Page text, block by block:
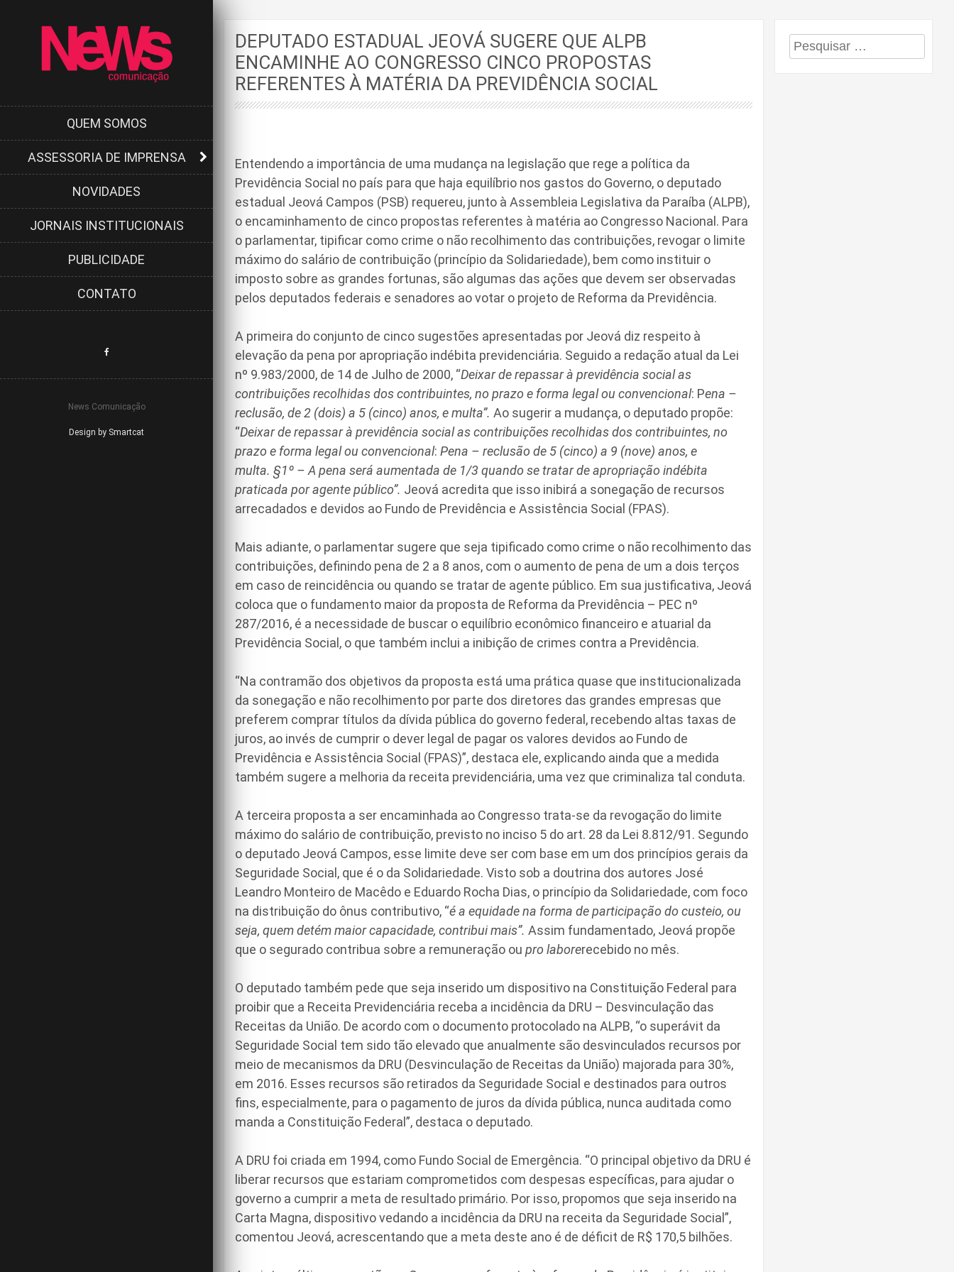
QUEM SOMOS
ASSESSORIA DE IMPRENSA
NOVIDADES
JORNAIS INSTITUCIONAIS
PUBLICIDADE
CONTATO
News Comunicação
Design by Smartcat
DEPUTADO ESTADUAL JEOVÁ SUGERE QUE ALPB
ENCAMINHE AO CONGRESSO CINCO PROPOSTAS
REFERENTES À MATÉRIA DA PREVIDÊNCIA SOCIAL
Entendendo a importância de uma mudança na legislação que rege a política da
Previdência Social no país para que haja equilíbrio nos gastos do Governo, o deputado
estadual Jeová Campos (PSB) requereu, junto à Assembleia Legislativa da Paraíba (ALPB),
o encaminhamento de cinco propostas referentes à matéria ao Congresso Nacional. Para
o parlamentar, tipificar como crime o não recolhimento das contribuições, revogar o limite
máximo do salário de contribuição (princípio da Solidariedade), bem como instituir o
imposto sobre as grandes fortunas, são algumas das ações que devem ser observadas
pelos deputados federais e senadores ao votar o projeto de Reforma da Previdência.
A primeira do conjunto de cinco sugestões apresentadas por Jeová diz respeito à
elevação da pena por apropriação indébita previdenciária. Seguido a redação atual da Lei
nº 9.983/2000, de 14 de Julho de 2000, “Deixar de repassar à previdência social as
contribuições recolhidas dos contribuintes, no prazo e forma legal ou convencional: Pena –
reclusão, de 2 (dois) a 5 (cinco) anos, e multa”. Ao sugerir a mudança, o deputado propõe:
“Deixar de repassar à previdência social as contribuições recolhidas dos contribuintes, no
prazo e forma legal ou convencional: Pena – reclusão de 5 (cinco) a 9 (nove) anos, e
multa. §1º – A pena será aumentada de 1/3 quando se tratar de apropriação indébita
praticada por agente público”. Jeová acredita que isso inibirá a sonegação de recursos
arrecadados e devidos ao Fundo de Previdência e Assistência Social (FPAS).
Mais adiante, o parlamentar sugere que seja tipificado como crime o não recolhimento das
contribuições, definindo pena de 2 a 8 anos, com o aumento de pena de um a dois terços
em caso de reincidência ou quando se tratar de agente público. Em sua justificativa, Jeová
coloca que o fundamento maior da proposta de Reforma da Previdência – PEC nº
287/2016, é a necessidade de buscar o equilíbrio econômico financeiro e atuarial da
Previdência Social, o que também inclui a inibição de crimes contra a Previdência.
“Na contramão dos objetivos da proposta está uma prática quase que institucionalizada
da sonegação e não recolhimento por parte dos diretores das grandes empresas que
preferem comprar títulos da dívida pública do governo federal, recebendo altas taxas de
juros, ao invés de cumprir o dever legal de pagar os valores devidos ao Fundo de
Previdência e Assistência Social (FPAS)”, destaca ele, explicando ainda que a medida
também sugere a melhoria da receita previdenciária, uma vez que criminaliza tal conduta.
A terceira proposta a ser encaminhada ao Congresso trata-se da revogação do limite
máximo do salário de contribuição, previsto no inciso 5 do art. 28 da Lei 8.812/91. Segundo
o deputado Jeová Campos, esse limite deve ser com base em um dos princípios gerais da
Seguridade Social, que é o da Solidariedade. Visto sob a doutrina dos autores José
Leandro Monteiro de Macêdo e Eduardo Rocha Dias, o princípio da Solidariedade, com foco
na distribuição do ônus contributivo, “é a equidade na forma de participação do custeio, ou
seja, quem detém maior capacidade, contribui mais”. Assim fundamentado, Jeová propõe
que o segurado contribua sobre a remuneração ou pro laborerecebido no mês.
O deputado também pede que seja inserido um dispositivo na Constituição Federal para
proibir que a Receita Previdenciária receba a incidência da DRU – Desvinculação das
Receitas da União. De acordo com o documento protocolado na ALPB, “o superávit da
Seguridade Social tem sido tão elevado que anualmente são desvinculados recursos por
meio de mecanismos da DRU (Desvinculação de Receitas da União) majorada para 30%,
em 2016. Esses recursos são retirados da Seguridade Social e destinados para outros
fins, especialmente, para o pagamento de juros da dívida pública, nunca auditada como
manda a Constituição Federal”, destaca o deputado.
A DRU foi criada em 1994, como Fundo Social de Emergência. “O principal objetivo da DRU é
liberar recursos que estariam comprometidos com despesas específicas, para ajudar o
governo a cumprir a meta de resultado primário. Por isso, propomos que seja inserido na
Carta Magna, dispositivo vedando a incidência da DRU na receita da Seguridade Social”,
comentou Jeová, acrescentando que a meta deste ano é de déficit de R$ 170,5 bilhões.
Pesquisar
por: